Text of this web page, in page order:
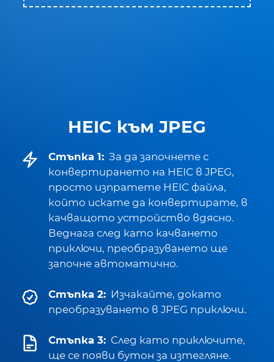
HEIC към JPEG
Стъпка 1: За да започнете с
конвертирането на HEIC в JPEG,
просто изпратете HEIC файла,
който искате да конвертирате, в
качващото устройство вдясно.
Веднага след като качването
приключи, преобразуването ще
започне автоматично.
Стъпка 2: Изчакайте, докато
преобразуването в JPEG приключи.
Стъпка 3: След като приключите,
ще се появи бутон за изтегляне.